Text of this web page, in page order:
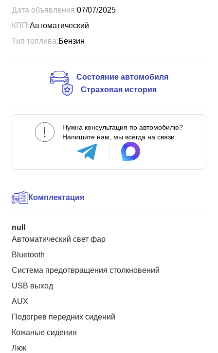
Дата объявления:07/07/2025
КПП:Автоматический
Тип топлива:Бензин
Состояние автомобиля
Страховая история
Нужна консультация по автомобилю?
Напишите нам, мы всегда на связи.
Комплектация
null
Автоматический свет фар
Bluetooth
Система предотвращения столкновений
USB выход
AUX
Подогрев передних сидений
Кожаные сидения
Люк